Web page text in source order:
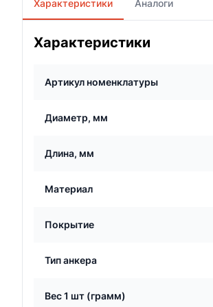
Характеристики Аналоги
Характеристики
Артикул номенклатуры
Диаметр, мм
Длина, мм
Материал
Покрытие
Тип анкера
Вес 1 шт (грамм)